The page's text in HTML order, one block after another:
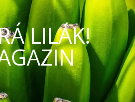
LILÁK!